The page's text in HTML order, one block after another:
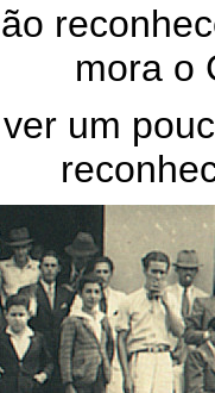
mora o
um